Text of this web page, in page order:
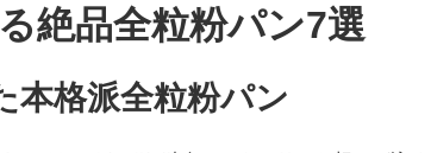
絶品全粒粉パン7選
本格派全粒粉パン